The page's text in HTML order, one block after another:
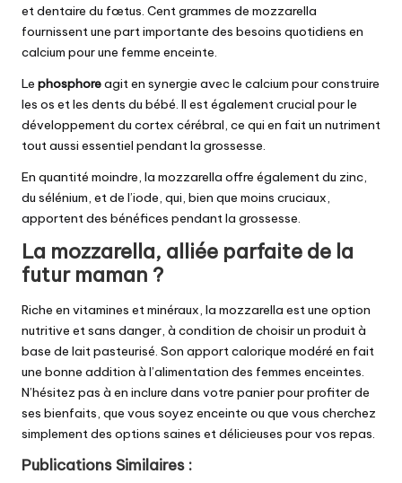
et dentaire du fœtus. Cent grammes de mozzarella
fournissent une part importante des besoins quotidiens en
calcium pour une femme enceinte.
Le phosphoreagit en synergie avec le calcium pour construire
les os et les dents du bébé. Il est également crucial pour le
développement du cortex cérébral, ce qui en fait un nutriment
tout aussi essentiel pendant la grossesse.
En quantité moindre, la mozzarella offre également du zinc,
du sélénium, et de l’iode, qui, bien que moins cruciaux,
apportent des bénéfices pendant la grossesse.
La mozzarella, alliée parfaite de la
futur maman ?
Riche en vitamines et minéraux, la mozzarella est une option
nutritive et sans danger, à condition de choisir un produit à
base de lait pasteurisé. Son apport calorique modéré en fait
une bonne addition à l’alimentation des femmes enceintes.
N’hésitez pas à en inclure dans votre panier pour profiter de
ses bienfaits, que vous soyez enceinte ou que vous cherchez
simplement des options saines et délicieuses pour vos repas.
Publications Similaires :